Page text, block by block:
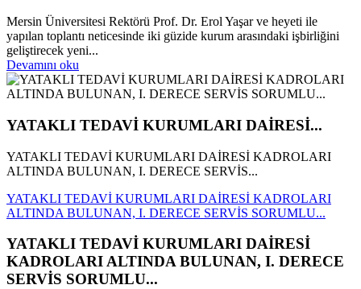
Mersin Üniversitesi Rektörü Prof. Dr. Erol Yaşar ve heyeti ile
yapılan toplantı neticesinde iki güzide kurum arasındaki işbirliğini
geliştirecek yeni...
Devamını oku
YATAKLI TEDAVİ KURUMLARI DAİRESİ...
YATAKLI TEDAVİ KURUMLARI DAİRESİ KADROLARI
ALTINDA BULUNAN, I. DERECE SERVİS...
YATAKLI TEDAVİ KURUMLARI DAİRESİ KADROLARI
ALTINDA BULUNAN, I. DERECE SERVİS SORUMLU...
YATAKLI TEDAVİ KURUMLARI DAİRESİ
KADROLARI ALTINDA BULUNAN, I. DERECE
SERVİS SORUMLU...